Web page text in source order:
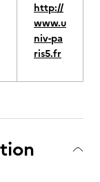
http://
www.u
niv-pa
ris5.fr